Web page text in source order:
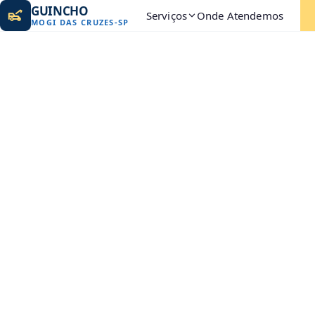
GUINCHO
MOGI DAS CRUZES-SP Serviços Onde Atendemos